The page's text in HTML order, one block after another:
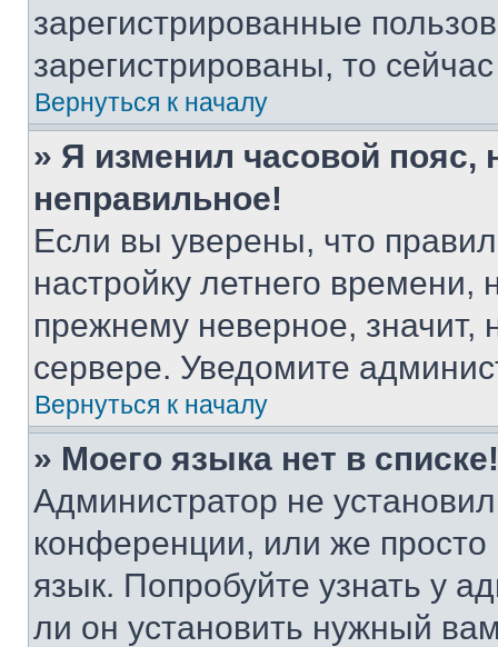
зарегистрированные
зарегистрированы, то
Вернуться к началу
» Я изменил часовой пояс,
неправильное!
Если вы уверены, что
настройку летнего
прежнему неверное, значит,
сервере. Уведомите
Вернуться к началу
» Моего языка нет в списке!
Администратор не
конференции, или же
язык. Попробуйте узнать у
ли он установить нужный